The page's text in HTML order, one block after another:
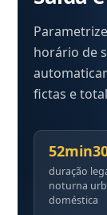
horário de
fictas e
duração
noturna
doméstica